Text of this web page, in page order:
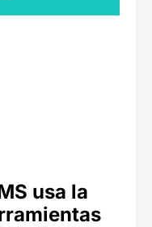
usa la